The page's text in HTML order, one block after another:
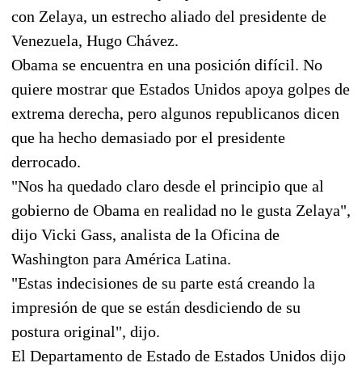
con Zelaya, un estrecho aliado del presidente de
Venezuela, Hugo Chávez.
Obama se encuentra en una posición difícil. No
quiere mostrar que Estados Unidos apoya golpes de
extrema derecha, pero algunos republicanos dicen
que ha hecho demasiado por el presidente
derrocado.
"Nos ha quedado claro desde el principio que al
gobierno de Obama en realidad no le gusta Zelaya",
dijo Vicki Gass, analista de la Oficina de
Washington para América Latina.
"Estas indecisiones de su parte está creando la
impresión de que se están desdiciendo de su
postura original", dijo.
El Departamento de Estado de Estados Unidos dijo